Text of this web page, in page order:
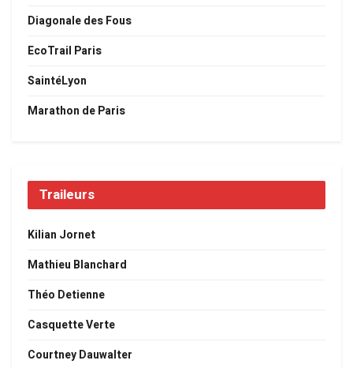
Diagonale des Fous
EcoTrail Paris
SaintéLyon
Marathon de Paris
Traileurs
Kilian Jornet
Mathieu Blanchard
Théo Detienne
Casquette Verte
Courtney Dauwalter